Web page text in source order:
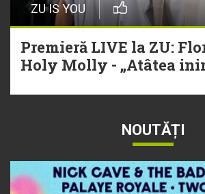
ZU IS YOU
Premieră LIVE la ZU:
Holy Molly - „Atâtea
NOUTĂȚI